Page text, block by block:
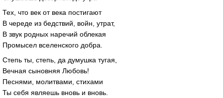
Тех, что век от века постигают
В череде из бедствий, войн, утрат,
В звук родных наречий облекая
Промысел вселенского добра.
Степь ты, степь, да думушка тугая,
Вечная сыновняя Любовь!
Песнями, молитвами, стихами
Ты себя являешь вновь и вновь.